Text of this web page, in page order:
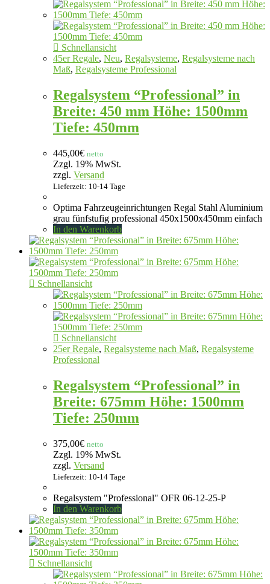
Schnellansicht
45er Regale, Neu, Regalsysteme, Regalsysteme nach
Maß, Regalsysteme Professional
Regalsystem “Professional” in
Breite: 450 mm Höhe: 1500mm
Tiefe: 450mm
445,00€ netto
Zzgl. 19% MwSt.
zzgl. Versand
Lieferzeit: 10-14 Tage
Optima Fahrzeugeinrichtungen Regal Stahl Aluminium
grau fünfstufig professional 450x1500x450mm einfach
In den Warenkorb
Schnellansicht
Schnellansicht
25er Regale, Regalsysteme nach Maß, Regalsysteme
Professional
Regalsystem “Professional” in
Breite: 675mm Höhe: 1500mm
Tiefe: 250mm
375,00€ netto
Zzgl. 19% MwSt.
zzgl. Versand
Lieferzeit: 10-14 Tage
Regalsystem "Professional" OFR 06-12-25-P
In den Warenkorb
Schnellansicht